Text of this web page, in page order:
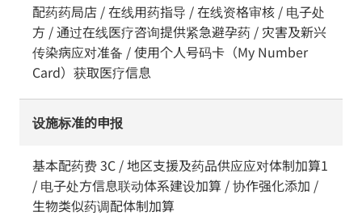
配药药局店 / 在线用药指导 / 在线资格审核 / 电子处
方 / 通过在线医疗咨询提供紧急避孕药 / 灾害及新兴
传染病应对准备 / 使用个人号码卡（My Number
Card）获取医疗信息
设施标准的申报
基本配药费 3C / 地区支援及药品供应应对体制加算1
/ 电子处方信息联动体系建设加算 / 协作强化添加 /
生物类似药调配体制加算